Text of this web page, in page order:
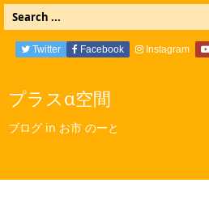
プラスα空間
ブログ in お市 のーと
Twitter Facebook Instagram